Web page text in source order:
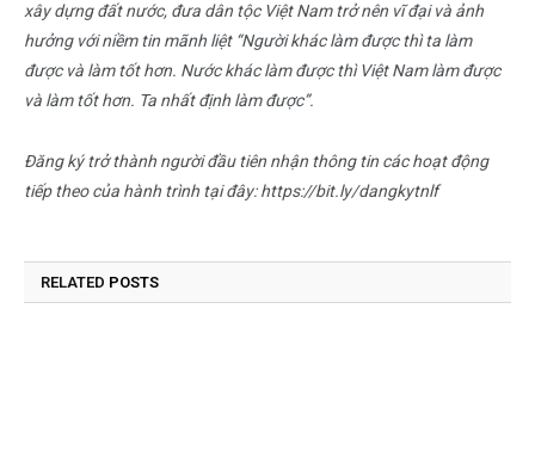
xây dựng đất nước, đưa dân tộc Việt Nam trở nên vĩ đại và ảnh
hưởng với niềm tin mãnh liệt “Người khác làm được thì ta làm
được và làm tốt hơn. Nước khác làm được thì Việt Nam làm được
và làm tốt hơn. Ta nhất định làm được”.
Đăng ký trở thành người đầu tiên nhận thông tin các hoạt động
tiếp theo của hành trình tại đây: https://bit.ly/dangkytnlf
RELATED POSTS